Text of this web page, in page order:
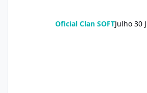
Oficial Clan SOFTJulho 30